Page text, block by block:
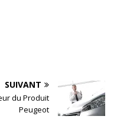
SUIVANT
du Produit
Peugeot